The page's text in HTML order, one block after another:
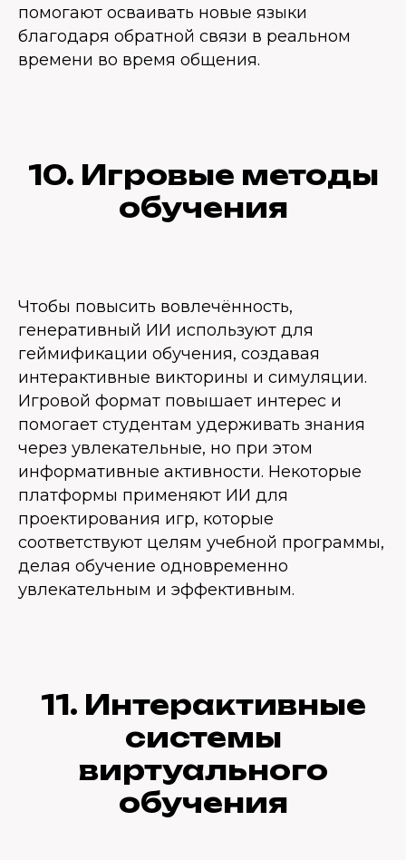
помогают осваивать новые языки
благодаря обратной связи в реальном
времени во время общения.
10. Игровые методы
обучения
Чтобы повысить вовлечённость,
генеративный ИИ используют для
геймификации обучения, создавая
интерактивные викторины и симуляции.
Игровой формат повышает интерес и
помогает студентам удерживать знания
через увлекательные, но при этом
информативные активности. Некоторые
платформы применяют ИИ для
проектирования игр, которые
соответствуют целям учебной программы,
делая обучение одновременно
увлекательным и эффективным.
11. Интерактивные
системы
виртуального
обучения